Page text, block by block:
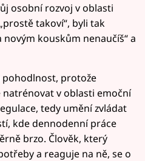
osobní rozvoj v oblasti
takoví“, byli tak
kouskům nenaučíš“ a
pohodlnost, protože
v oblasti emoční
tedy umění zvládat
kde dennodenní práce
brzo. Člověk, který
a reaguje na ně, se o